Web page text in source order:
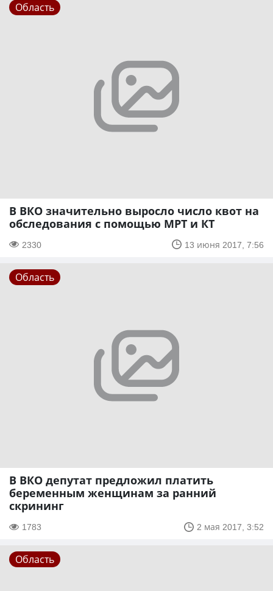
Область
В ВКО значительно выросло число квот на
обследования с помощью МРТ и КТ
2330 13 июня 2017, 7:56
Область
В ВКО депутат предложил платить
беременным женщинам за ранний
скрининг
1783 2 мая 2017, 3:52
Область